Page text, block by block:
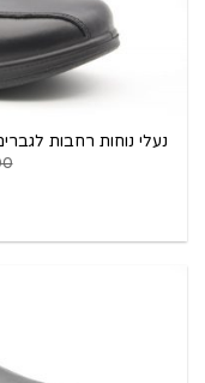
נעלי נוחות רחבות